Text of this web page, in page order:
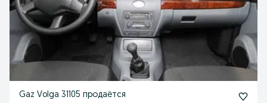
Gaz Volga 31105 продаётся